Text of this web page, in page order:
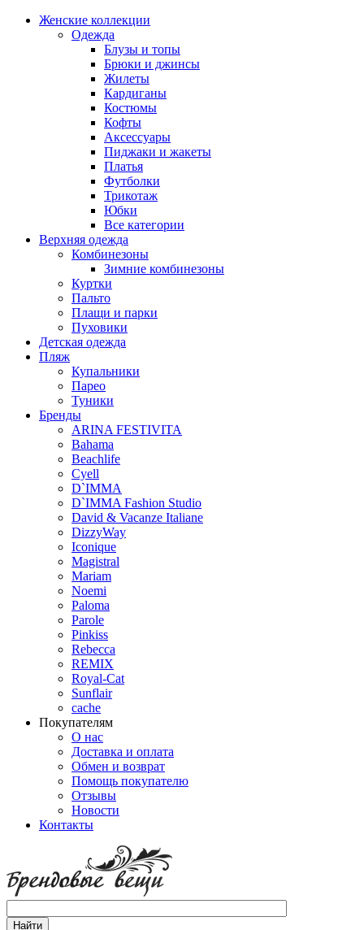
Женские коллекции
Одежда
Блузы и топы
Брюки и джинсы
Жилеты
Кардиганы
Костюмы
Кофты
Аксессуары
Пиджаки и жакеты
Платья
Футболки
Трикотаж
Юбки
Все категории
Верхняя одежда
Комбинезоны
Зимние комбинезоны
Куртки
Пальто
Плащи и парки
Пуховики
Детская одежда
Пляж
Купальники
Парео
Туники
Бренды
ARINA FESTIVITA
Bahama
Beachlife
Cyell
D`IMMA
D`IMMA Fashion Studio
David & Vacanze Italiane
DizzyWay
Iconique
Magistral
Mariam
Noemi
Paloma
Parole
Pinkiss
Rebecca
REMIX
Royal-Cat
Sunflair
cache
Покупателям
О нас
Доставка и оплата
Обмен и возврат
Помощь покупателю
Отзывы
Новости
Контакты